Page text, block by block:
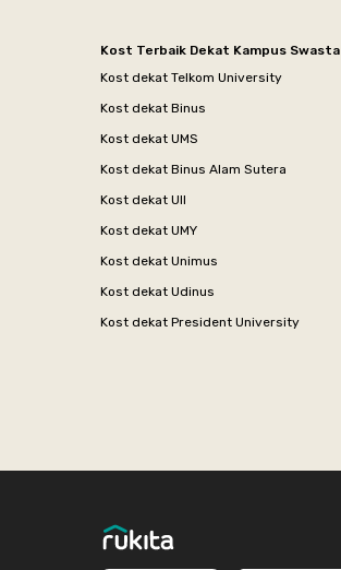
Kost Terbaik Dekat Kampus Swasta
Kost dekat Telkom University
Kost dekat Binus
Kost dekat UMS
Kost dekat Binus Alam Sutera
Kost dekat UII
Kost dekat UMY
Kost dekat Unimus
Kost dekat Udinus
Kost dekat President University